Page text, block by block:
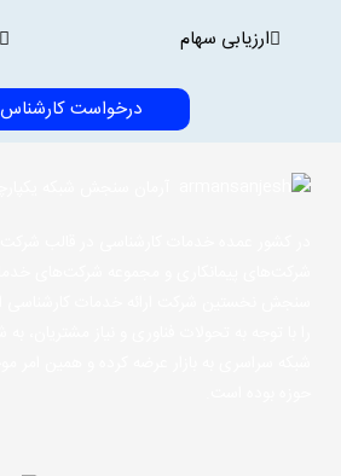
ارزیابی سهام
درخواست کارشناس